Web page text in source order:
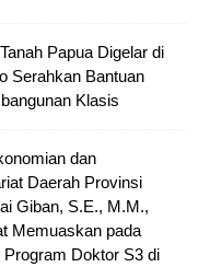
Papua Digelar di
Serahkan Bantuan
Klasis
dan
Daerah Provinsi
Giban, S.E., M.M.,
Memuaskan pada
Program Doktor S3 di